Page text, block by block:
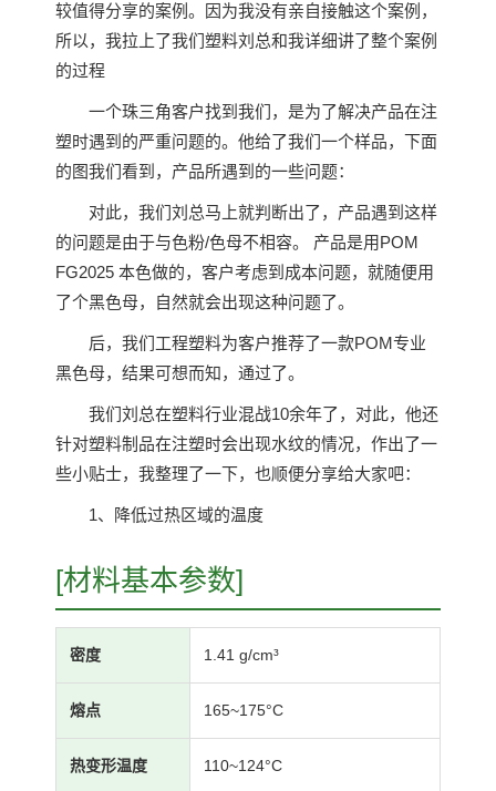
较值得分享的案例。因为我没有亲自接触这个案例，
所以，我拉上了我们塑料刘总和我详细讲了整个案例
的过程
一个珠三角客户找到我们，是为了解决产品在注
塑时遇到的严重问题的。他给了我们一个样品，下面
的图我们看到，产品所遇到的一些问题：
对此，我们刘总马上就判断出了，产品遇到这样
的问题是由于与色粉/色母不相容。 产品是用POM
FG2025 本色做的，客户考虑到成本问题，就随便用
了个黑色母，自然就会出现这种问题了。
后，我们工程塑料为客户推荐了一款POM专业
黑色母，结果可想而知，通过了。
我们刘总在塑料行业混战10余年了，对此，他还
针对塑料制品在注塑时会出现水纹的情况，作出了一
些小贴士，我整理了一下，也顺便分享给大家吧：
1、降低过热区域的温度
[材料基本参数]
密度 1.41 g/cm³
熔点 165~175°C
热变形温度 110~124°C